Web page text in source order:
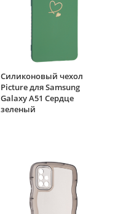
Силиконовый чехол
Picture для Samsung
Galaxy A51 Сердце
зеленый